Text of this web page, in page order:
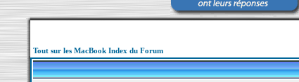
Tout sur les MacBook Index du Forum